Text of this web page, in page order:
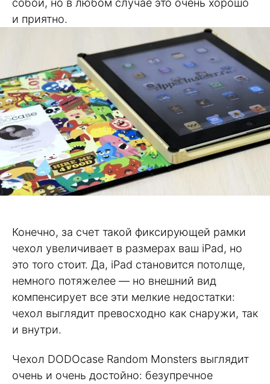
собой, но в любом случае это очень хорошо
и приятно.
Конечно, за счет такой фиксирующей рамки
чехол увеличивает в размерах ваш iPad, но
это того стоит. Да, iPad становится потолще,
немного потяжелее — но внешний вид
компенсирует все эти мелкие недостатки:
чехол выглядит превосходно как снаружи, так
и внутри.
Чехол DODOcase Random Monsters выглядит
очень и очень достойно: безупречное